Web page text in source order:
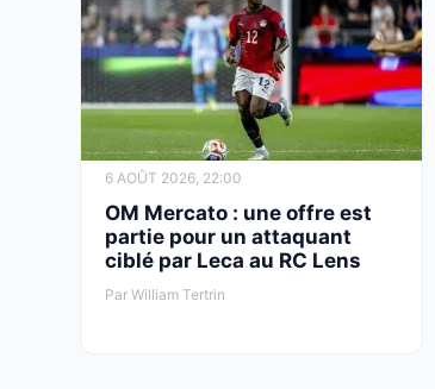
6 AOÛT 2026, 22:00
OM Mercato : une offre est
partie pour un attaquant
ciblé par Leca au RC Lens
Par William Tertrin